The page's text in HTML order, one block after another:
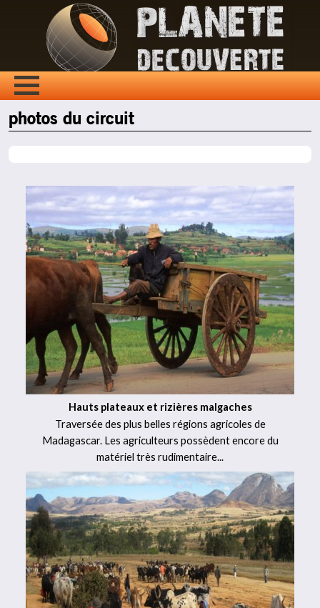
photos du circuit
Hauts plateaux et rizières malgaches
Traversée des plus belles régions agricoles de
Madagascar. Les agriculteurs possèdent encore du
matériel très rudimentaire...